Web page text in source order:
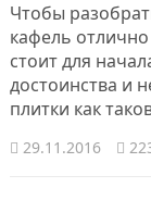
Чтобы
кафель
стоит для
достоинства и
плитки как
29.11.2016